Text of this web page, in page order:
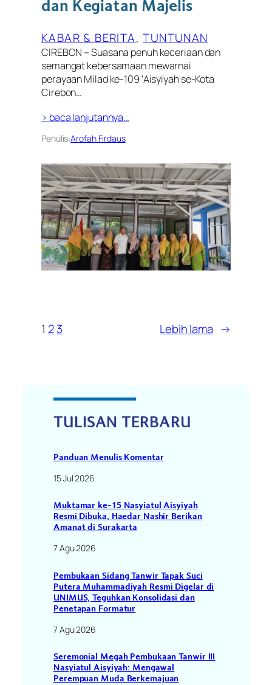
dan Kegiatan Majelis
KABAR & BERITA, TUNTUNAN
CIREBON – Suasana penuh keceriaan dan
semangat kebersamaan mewarnai
perayaan Milad ke-109 ‘Aisyiyah se-Kota
Cirebon…
> baca lanjutannya…
Penulis:Arofah Firdaus
1 2 3 Lebih lama →
TULISAN TERBARU
Panduan Menulis Komentar
15 Jul 2026
Muktamar ke-15 Nasyiatul Aisyiyah
Resmi Dibuka, Haedar Nashir Berikan
Amanat di Surakarta
7 Agu 2026
Pembukaan Sidang Tanwir Tapak Suci
Putera Muhammadiyah Resmi Digelar di
UNIMUS, Teguhkan Konsolidasi dan
Penetapan Formatur
7 Agu 2026
Seremonial Megah Pembukaan Tanwir III
Nasyiatul Aisyiyah: Mengawal
Perempuan Muda Berkemajuan